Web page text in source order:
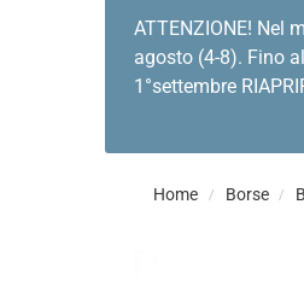
ATTENZIONE! Nel
agosto (4-8). Fino
1°settembre
Home / Borse /